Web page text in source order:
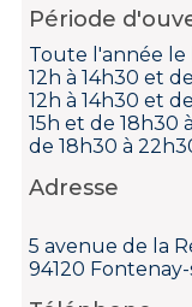
Période
Toute l'année le
12h à 14h30 et
12h à 14h30 et
15h et de 18h30
de 18h30 à
Adresse
5 avenue de la
94120